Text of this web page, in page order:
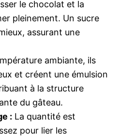
le chocolat et la
pleinement. Un sucre
assurant une
ambiante, ils
et créent une émulsion
à la structure
du gâteau.
: La quantité est
pour lier les